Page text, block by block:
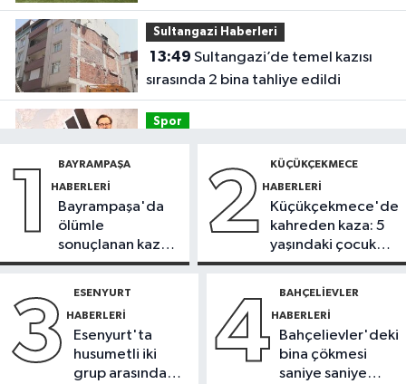
hazırlanıyor
Sultangazi Haberleri
13:49
sırasında 2 bina tahliye edildi
Spor
yeni forma sponsoru
İstanbul Haberleri
magandalığını özendirdi,
VAR'ları açıklandı
1 BAYRAMPAŞA
HABERLERI
Bayrampaşa'da
ölümle
sonuçlanan kaza:
Sürücü
2 KÜÇÜKÇEKMECE
HABERLERI
Küçükçekmece'de
kahreden kaza: 5
yaşındaki çocuk
yoğun bakımda
3 ESENYURT
HABERLERI
Esenyurt'ta
husumetli iki
grup arasında
4 BAHÇELIEVLER
HABERLERI
Bahçelievler'deki
bina çökmesi
saniye saniye